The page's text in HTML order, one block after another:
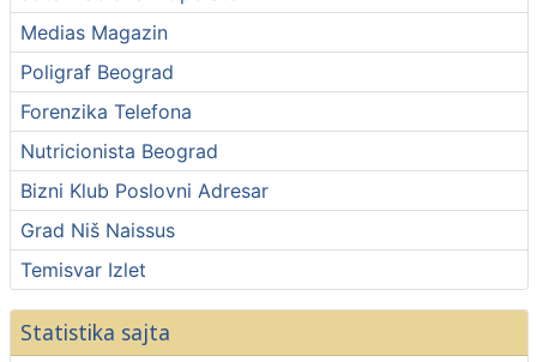
Medias Magazin
Poligraf Beograd
Forenzika Telefona
Nutricionista Beograd
Bizni Klub Poslovni Adresar
Grad Niš Naissus
Temisvar Izlet
Statistika sajta